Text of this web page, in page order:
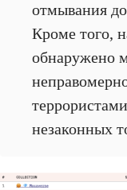
отмывания
Кроме того,
обнаружено
незаконных